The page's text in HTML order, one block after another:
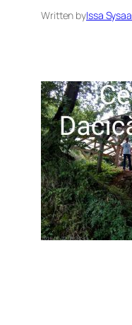
Written byIssa Sysaa